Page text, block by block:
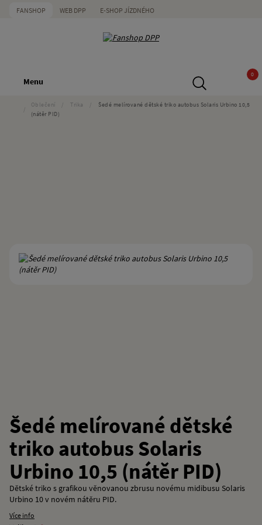
FANSHOP WEB DPP E-SHOP JÍZDNÉHO
Menu
0
Oblečení Trika
Šedé melírované dětské triko autobus Solaris Urbino 10,5
(nátěr PID)
Šedé melírované dětské
triko autobus Solaris
Urbino 10,5 (nátěr PID)
Dětské triko s grafikou věnovanou zbrusu novému midibusu Solaris
Urbino 10 v novém nátěru PID.
Více info